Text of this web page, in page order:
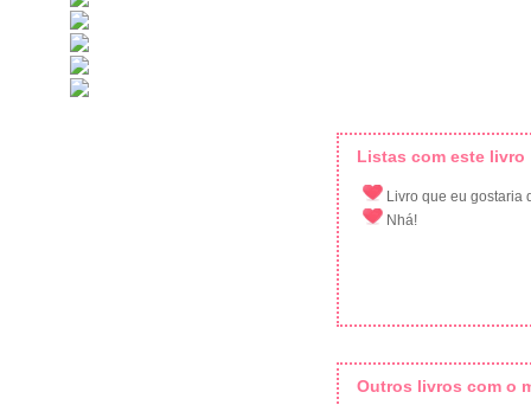
Listas com este livro
Livro que eu gostaria
Nhá!
Outros livros com o